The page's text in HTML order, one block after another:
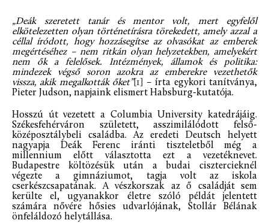
„Deák szeretett tanár és mentor volt, mert egyfelől
elkötelezetten olyan történetírásra törekedett, amely azzal a
céllal íródott, hogy hozzásegítse az olvasókat az emberek
megértéséhez – nem ritkán olyan helyzetekben, amelyekért
nem ők a felelősek. Intézmények, államok és politika:
mindezek végső soron azokra az emberekre vezethetők
vissza, akik megalkották őket”[1]
– írta egykori tanítványa,
Pieter Judson, napjaink elismert Habsburg-kutatója.
Hosszú út vezetett a Columbia University katedrájáig.
Székesfehérváron született, asszimilálódott felső-
középosztálybeli családba. Az eredeti Deutsch helyett
nagyapja Deák Ferenc iránti tiszteletből még a
millennium előtt választotta ezt a vezetéknevet.
Budapestre költözésük után a budai cisztercieknél
végezte a gimnáziumot, tagja volt az iskola
cserkészcsapatának. A vészkorszak az ő családját sem
kerülte el, ugyanakkor életre szóló példát jelentett
számára nővére hősies udvarlójának, Stollár Bélának
önfeláldozó helytállása.